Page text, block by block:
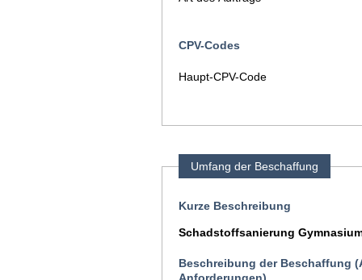
CPV-Codes
Haupt-CPV-Code
Umfang der Beschaffung
Kurze Beschreibung
Schadstoffsanierung
Beschreibung der Beschaffung